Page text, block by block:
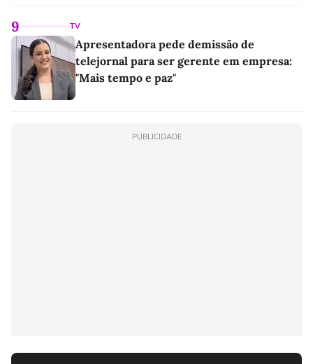
9 TV
Apresentadora pede demissão de
telejornal para ser gerente em empresa:
"Mais tempo e paz"
PUBLICIDADE